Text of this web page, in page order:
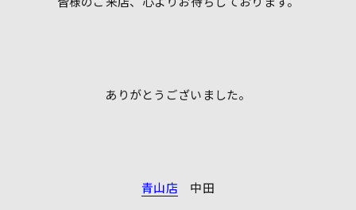
ありがとうございました。
青山店 中田